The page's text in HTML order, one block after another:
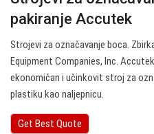
pakiranje Accutek
Strojevi za označavanje boca.
Equipment Companies, Inc.
ekonomičan i učinkovit stroj za
plastiku kao naljepnicu.
Get Best Quote